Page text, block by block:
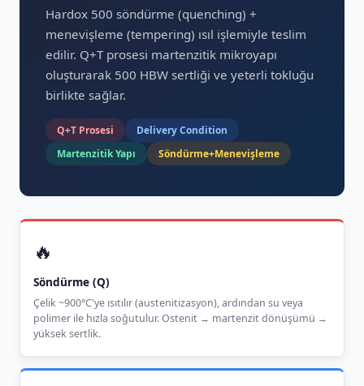
Hardox 500 söndürme (quenching) +
menevişleme (tempering) ısıl işlemiyle teslim
edilir. Q+T prosesi martenzitik mikroyapı
oluşturarak 500 HBW sertliği ve yeterli tokluğu
birlikte sağlar.
Q+T Prosesi
Delivery Condition
Martenzitik Yapı
Söndürme+Menevişleme
🔥
Söndürme (Q)
Çelik ~900°C'ye ısıtılır (austenitizasyon), ardından su veya
polimer ile hızla soğutulur. Ostenit → martenzit dönüşümü →
yüksek sertlik.